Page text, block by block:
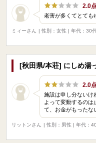
2.0
老害が多くてとても
ミィーさん
| 性別：女性 | 年代：30代
[秋田県/本荘] にしめ湯
2.0
施設は申し分ない
よって変動するのは
リットンさん
| 性別：男性 | 年代：